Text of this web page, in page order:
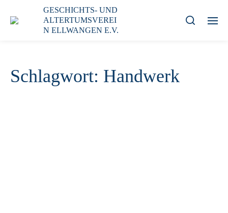
GESCHICHTS- UND
ALTERTUMSVEREI
N ELLWANGEN E.V.
Schlagwort: Handwerk